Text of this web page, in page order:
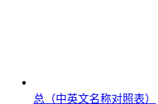
总（中英文名称对照表）